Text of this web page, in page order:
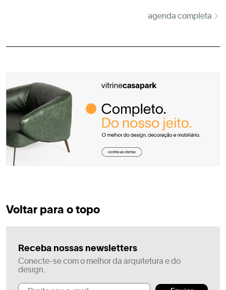
agenda completa
Voltar para o topo
Receba nossas newsletters
Conecte-se com o melhor da arquitetura e do
design.